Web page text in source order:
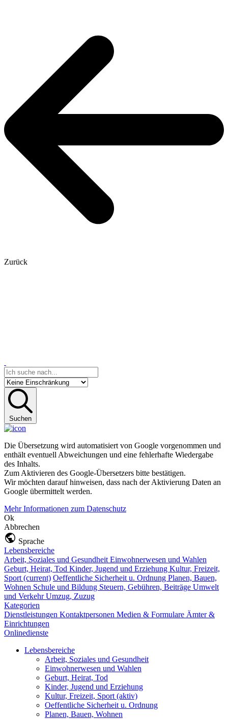
Zurück
Suchen
Die Übersetzung wird automatisiert von Google vorgenommen und
enthält eventuell Abweichungen und eine fehlerhafte Wiedergabe
des Inhalts.
Zum Aktivieren des Google-Übersetzers bitte bestätigen.
Wir möchten darauf hinweisen, dass nach der Aktivierung Daten an
Google übermittelt werden.
Mehr Informationen zum Datenschutz
Ok
Abbrechen
Sprache
Lebensbereiche
Arbeit, Soziales und Gesundheit Einwohnerwesen und Wahlen
Geburt, Heirat, Tod Kinder, Jugend und Erziehung Kultur, Freizeit,
Sport (current) Oeffentliche Sicherheit u. Ordnung Planen, Bauen,
Wohnen Schule und Bildung Steuern, Gebühren, Beiträge Umwelt
und VerkehrUmzug, Zuzug
Kategorien
Dienstleistungen Kontaktpersonen Medien & Formulare Ämter &
Einrichtungen
Onlinedienste
Lebensbereiche
Arbeit, Soziales und Gesundheit
Einwohnerwesen und Wahlen
Geburt, Heirat, Tod
Kinder, Jugend und Erziehung
Kultur, Freizeit, Sport (aktiv)
Oeffentliche Sicherheit u. Ordnung
Planen, Bauen, Wohnen